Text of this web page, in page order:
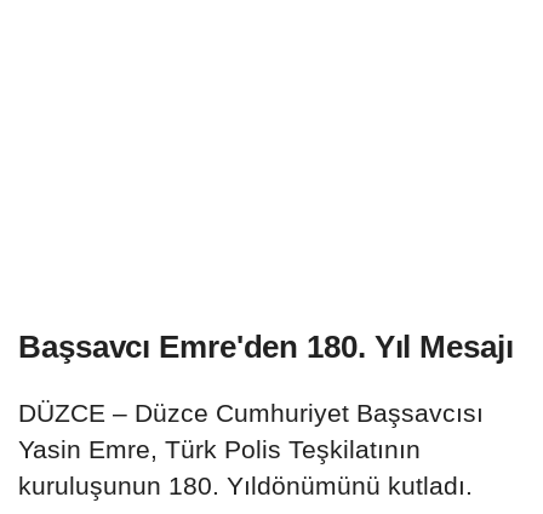
Başsavcı Emre'den 180. Yıl Mesajı
DÜZCE – Düzce Cumhuriyet Başsavcısı
Yasin Emre, Türk Polis Teşkilatının
kuruluşunun 180. Yıldönümünü kutladı.